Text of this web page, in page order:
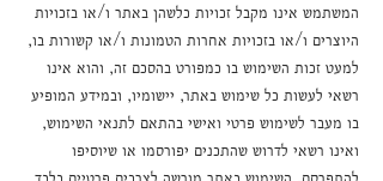
המשתמש אינו מקבל זכויות כלשהן באתר ו/או בזכויות
היוצרים ו/או בזכויות אחרות הטמונות ו/או קשורות בו,
למעט זכות השימוש בו כמפורט בהסכם זה, והוא אינו
רשאי לעשות כל שימוש באתר, יישומיו, ובמידע המופיע
בו מעבר לשימוש פרטי ואישי בהתאם לתנאי השימוש,
ואינו רשאי לדרוש שהתכנים יפורסמו או שיוסיפו